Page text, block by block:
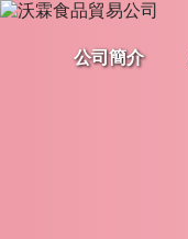
公司簡介